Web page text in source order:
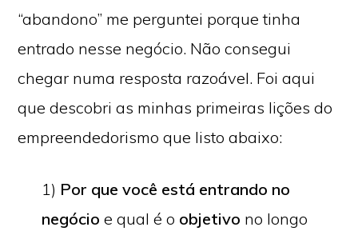
“abandono” me perguntei porque tinha
entrado nesse negócio. Não consegui
chegar numa resposta razoável. Foi aqui
que descobri as minhas primeiras lições do
empreendedorismo que listo abaixo:
1) Por que você está entrando no
negócio e qual é o objetivo no longo